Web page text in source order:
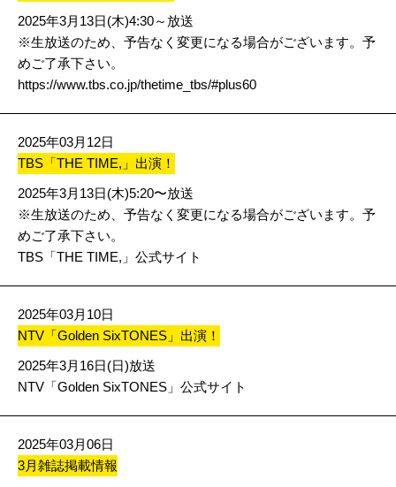
2025年3月13日(木)4:30～放送
※生放送のため、予告なく変更になる場合がございます。予
めご了承下さい。
https://www.tbs.co.jp/thetime_tbs/#plus60
2025年03月12日
TBS「THE TIME,」出演！
2025年3月13日(木)5:20〜放送
※生放送のため、予告なく変更になる場合がございます。予
めご了承下さい。
TBS「THE TIME,」公式サイト
2025年03月10日
NTV「Golden SixTONES」出演！
2025年3月16日(日)放送
NTV「Golden SixTONES」公式サイト
2025年03月06日
3月雑誌掲載情報